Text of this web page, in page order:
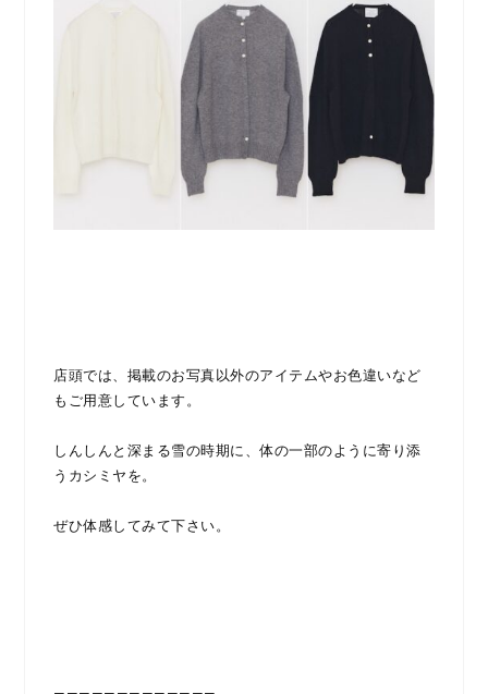
店頭では、掲載のお写真以外のアイテムやお色違いなど
もご用意しています。
しんしんと深まる雪の時期に、体の一部のように寄り添
うカシミヤを。
ぜひ体感してみて下さい。